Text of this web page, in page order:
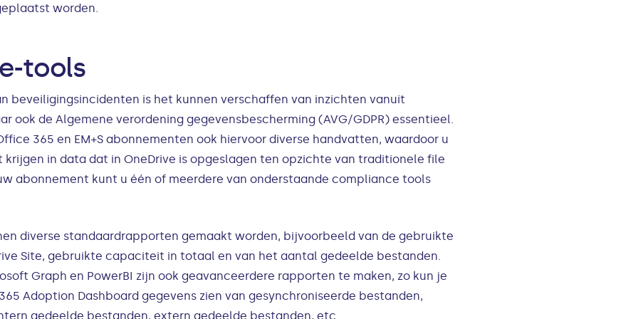
worden.
tools
beveiligingsincidenten is het kunnen verschaffen van inzichten vanuit
ook de Algemene verordening gegevensbescherming (AVG/GDPR) essentieel.
365 en EM+S abonnementen ook hiervoor diverse handvatten, waardoor u
in data dat in OneDrive is opgeslagen ten opzichte van traditionele file
abonnement kunt u één of meerdere van onderstaande compliance tools
diverse standaardrapporten gemaakt worden, bijvoorbeeld van de gebruikte
Site, gebruikte capaciteit in totaal en van het aantal gedeelde bestanden.
Graph en PowerBI zijn ook geavanceerdere rapporten te maken, zo kun je
Adoption Dashboard gegevens zien van gesynchroniseerde bestanden,
gedeelde bestanden, extern gedeelde bestanden, etc.